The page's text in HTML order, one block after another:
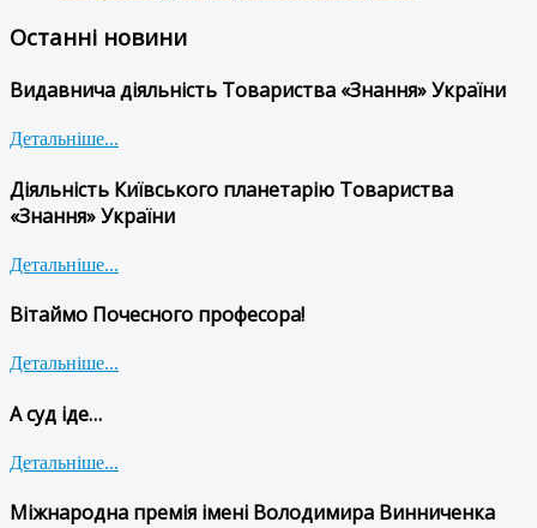
Останні новини
Видавнича діяльність Товариства «Знання» України
Детальніше...
Діяльність Київського планетарію Товариства
«Знання» України
Детальніше...
Вітаймо Почесного професора!
Детальніше...
А суд іде…
Детальніше...
Міжнародна премія імені Володимира Винниченка